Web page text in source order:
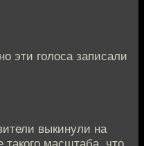
эти голоса записали
выкинули на
такого масштаба, что